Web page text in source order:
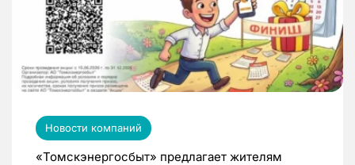
Новости компаний
«Томскэнергосбыт» предлагает жителям